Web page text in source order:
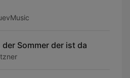
der Sommer der ist da